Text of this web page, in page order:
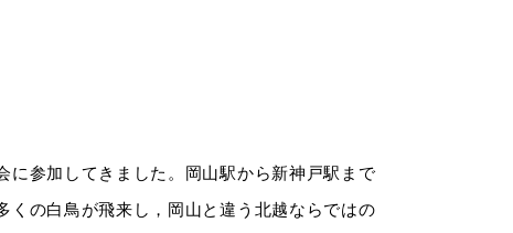
参加してきました。岡山駅から新神戸駅まで
の白鳥が飛来し，岡山と違う北越ならではの